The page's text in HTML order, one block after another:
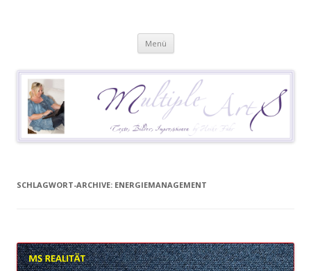
Menü Springe
Inhalt
SCHLAGWORT-ARCHIVE: ENERGIEMANAGEMENT